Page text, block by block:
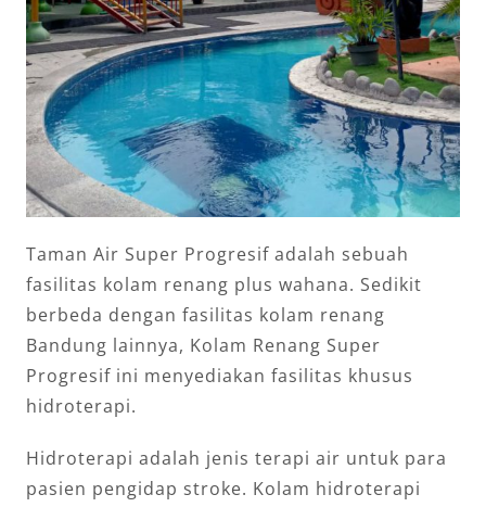
Taman Air Super Progresif adalah sebuah
fasilitas kolam renang plus wahana. Sedikit
berbeda dengan fasilitas kolam renang
Bandung lainnya, Kolam Renang Super
Progresif ini menyediakan fasilitas khusus
hidroterapi.
Hidroterapi adalah jenis terapi air untuk para
pasien pengidap stroke. Kolam hidroterapi